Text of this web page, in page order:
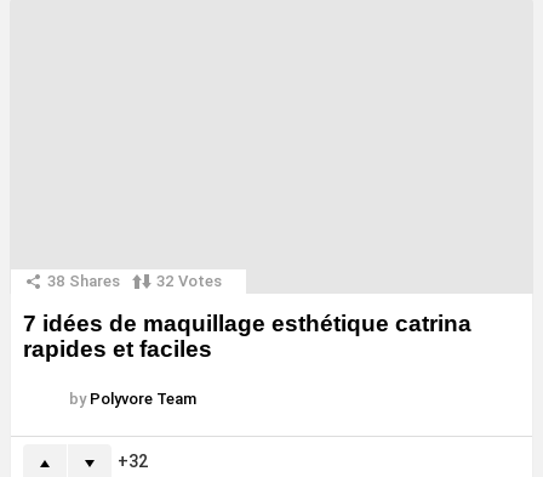
38 Shares 32 Votes
7 idées de maquillage esthétique catrina
rapides et faciles
by Polyvore Team
32